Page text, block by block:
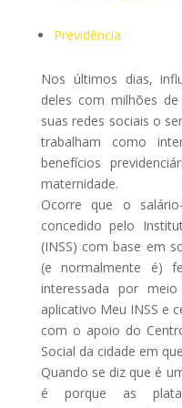
Previdência
Nos últimos dias,
deles com milhões
suas redes sociais o
trabalham como
benefícios
maternidade.
Ocorre que o
concedido pelo
(INSS) com base em
(e normalmente é)
interessada por
aplicativo Meu INSS e
com o apoio do
Social da cidade em
Quando se diz que é
é porque as